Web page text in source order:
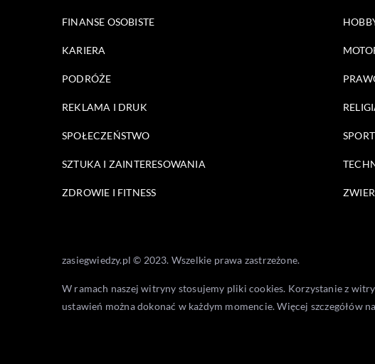
FINANSE OSOBISTE
KARIERA
PODRÓŻE
REKLAMA I DRUK
SPOŁECZEŃSTWO SPORT
SZTUKA I ZAINTERESOWANIA
ZDROWIE I FITNESS
zasiegwiedzy.pl © 2023. Wszelkie prawa zastrzeżone.
W ramach naszej witryny stosujemy pliki cookies. Korzystanie z
ustawień można dokonać w każdym momencie. Więcej szczegółów